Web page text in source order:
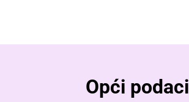
Opći podaci